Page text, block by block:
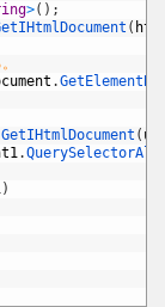
>( ) ;
(
.
GetIHtmlDocument (
.QuerySelectorAll
)